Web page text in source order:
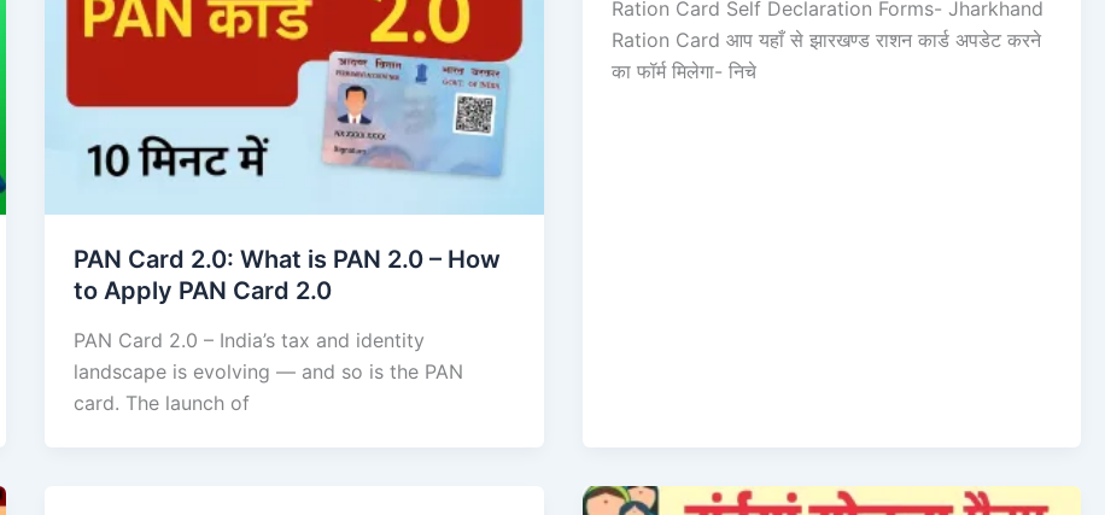
PAN Card 2.0: What is PAN 2.0 – How
to Apply PAN Card 2.0
PAN Card 2.0 – India’s tax and identity
landscape is evolving — and so is the PAN
card. The launch of
Ration Card Self Declaration Forms- Jharkhand
Ration Card आप यहाँ से झारखण्ड राशन कार्ड अपडेट करने
का फॉर्म मिलेगा- निचे